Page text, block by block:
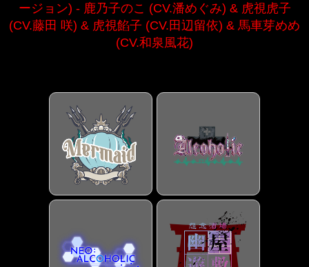
ージョン) - 鹿乃子のこ (CV.潘めぐみ) & 虎視虎子
(CV.藤田 咲) & 虎視餡子 (CV.田辺留依) & 馬車芽めめ
(CV.和泉風花)